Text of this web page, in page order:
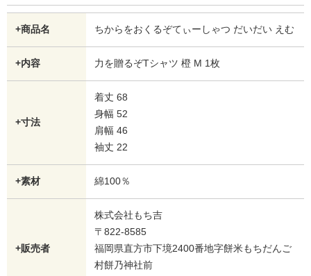
+商品名 ちからをおくるぞてぃーしゃつ だいだい えむ
+内容 力を贈るぞTシャツ 橙 M 1枚
+寸法
着丈 68
身幅 52
肩幅 46
袖丈 22
+素材 綿100％
+販売者
株式会社もち吉
〒822-8585
福岡県直方市下境2400番地字餅米もちだんご
村餅乃神社前